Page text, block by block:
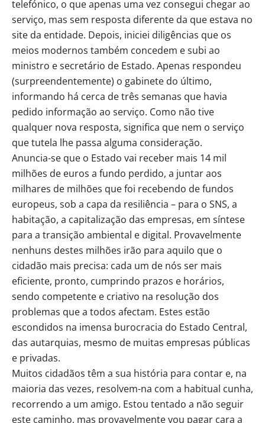
telefónico, o que apenas uma vez consegui chegar ao
serviço, mas sem resposta diferente da que estava no
site da entidade. Depois, iniciei diligências que os
meios modernos também concedem e subi ao
ministro e secretário de Estado. Apenas respondeu
(surpreendentemente) o gabinete do último,
informando há cerca de três semanas que havia
pedido informação ao serviço. Como não tive
qualquer nova resposta, significa que nem o serviço
que tutela lhe passa alguma consideração.
Anuncia-se que o Estado vai receber mais 14 mil
milhões de euros a fundo perdido, a juntar aos
milhares de milhões que foi recebendo de fundos
europeus, sob a capa da resiliência – para o SNS, a
habitação, a capitalização das empresas, em síntese
para a transição ambiental e digital. Provavelmente
nenhuns destes milhões irão para aquilo que o
cidadão mais precisa: cada um de nós ser mais
eficiente, pronto, cumprindo prazos e horários,
sendo competente e criativo na resolução dos
problemas que a todos afectam. Estes estão
escondidos na imensa burocracia do Estado Central,
das autarquias, mesmo de muitas empresas públicas
e privadas.
Muitos cidadãos têm a sua história para contar e, na
maioria das vezes, resolvem-na com a habitual cunha,
recorrendo a um amigo. Estou tentado a não seguir
este caminho, mas provavelmente vou pagar cara a